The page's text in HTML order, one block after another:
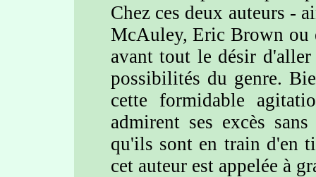
Chez ces deux auteurs -
McAuley, Eric Brown ou
avant tout le désir
possibilités du genre.
cette formidable
admirent ses excès
qu'ils sont en train d'en
cet auteur est appelée à